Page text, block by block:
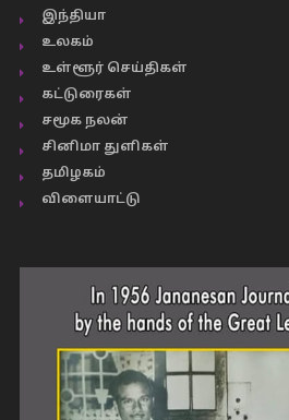
இந்தியா
உலகம்
உள்ளூர் செய்திகள்
கட்டுரைகள்
சமூக நலன்
சினிமா துளிகள்
தமிழகம்
விளையாட்டு